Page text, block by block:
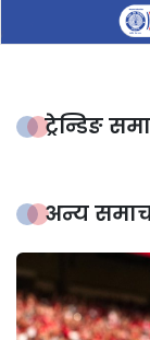
ट्रेन्डिङ
अन्य